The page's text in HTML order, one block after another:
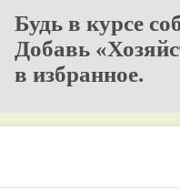
Будь в курсе
Добавь
в избранное.